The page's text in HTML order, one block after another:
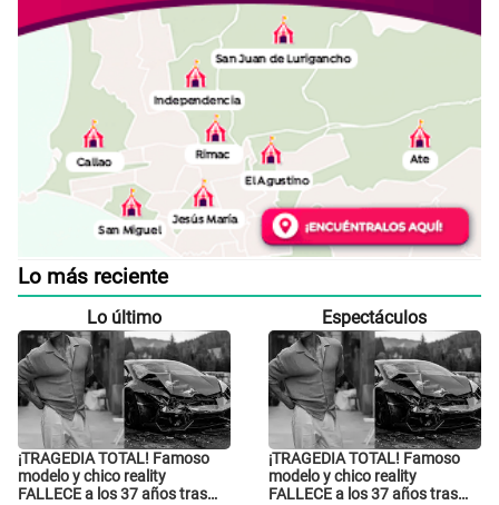
Lo más reciente
Lo último
¡TRAGEDIA TOTAL! Famoso
modelo y chico reality
FALLECE a los 37 años tras
Espectáculos
¡TRAGEDIA TOTAL! Famoso
modelo y chico reality
FALLECE a los 37 años tras